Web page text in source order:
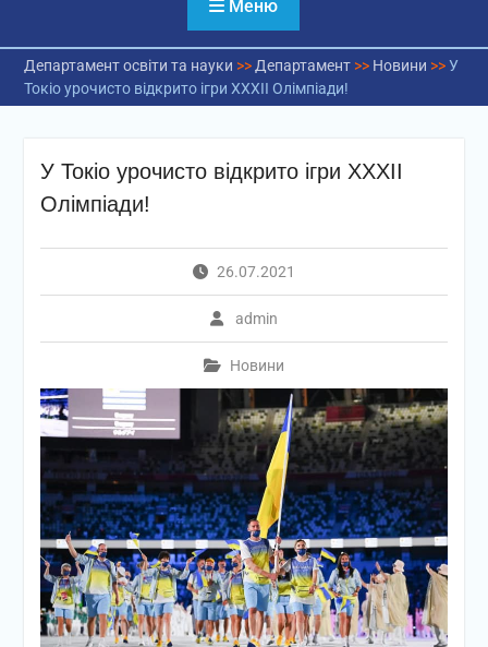
Меню
Департамент освіти та науки >> Департамент>> Новини >>У
Токіо урочисто відкрито ігри ХХХІІ Олімпіади!
У Токіо урочисто відкрито ігри ХХХІІ
Олімпіади!
26.07.2021
admin
Новини